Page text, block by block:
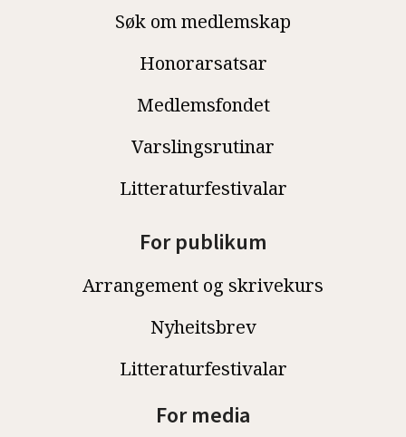
Søk om medlemskap
Honorarsatsar
Medlemsfondet
Varslingsrutinar
Litteraturfestivalar
For publikum
Arrangement og skrivekurs
Nyheitsbrev
Litteraturfestivalar
For media